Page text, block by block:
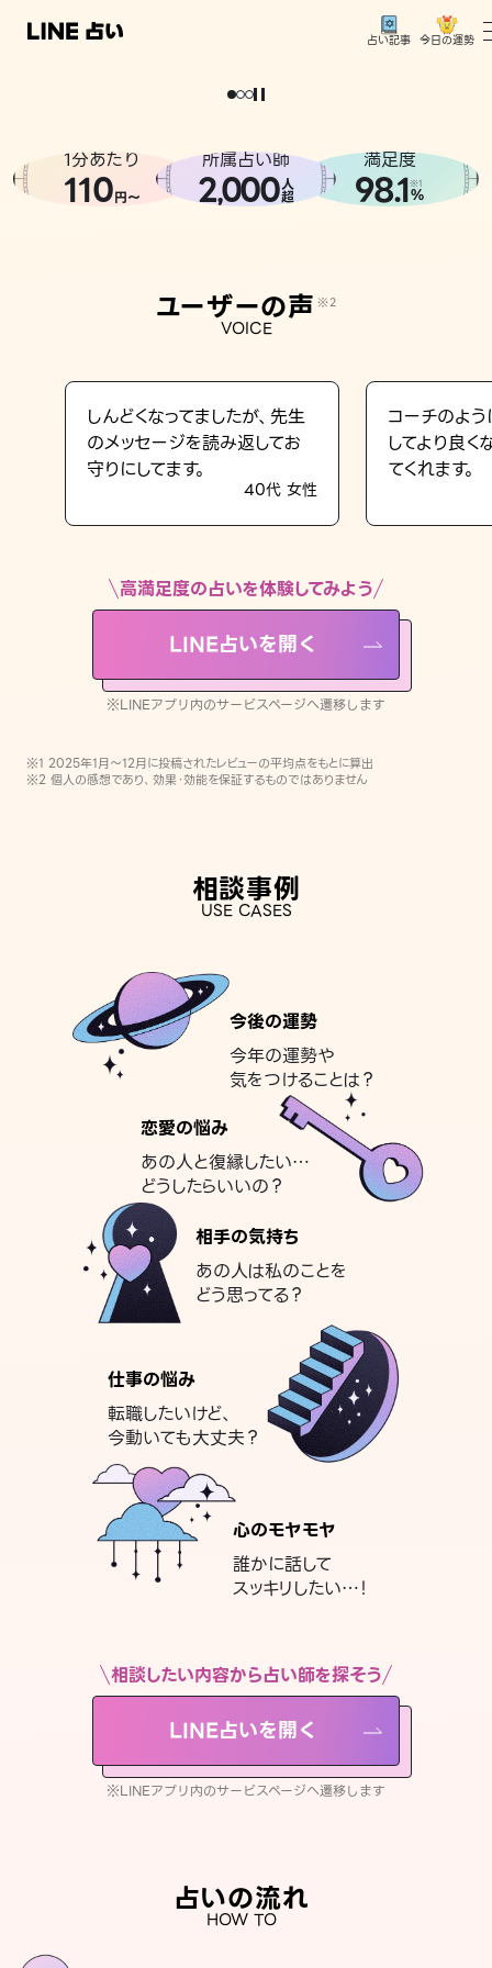
占い記事 今日の運勢
相談事例
LINE占いを開く
※LINEアプリ内のサービスページへ遷移します
どうせなら
。
1分あたり
110円〜
所属占い師
2,000人
超
満足度
98.1※1
%
ユーザーの声 ※2
VOICE
しんどくなってましたが、先生
のメッセージを読み返してお
守りにしてます。
40代 女性
コーチのよ
してより良
てくれます。
高満足度の占いを体験してみよう
LINE占いを開く
※LINEアプリ内のサービスページへ遷移します
※1 2025年1月〜12月に投稿されたレビューの平均点をもとに算出
※2 個人の感想であり、効果・効能を保証するものではありません
相談事例
USE CASES
今後の運勢
今年の運勢や
気をつけることは？
恋愛の悩み
あの人と復縁したい…
どうしたらいいの？
相手の気持ち
あの人は私のことを
どう思ってる？
仕事の悩み
転職したいけど、
今動いても大丈夫？
心のモヤモヤ
誰かに話して
スッキリしたい…！
相談したい内容から占い師を探そう
LINE占いを開く
※LINEアプリ内のサービスページへ遷移します
占いの流れ
HOW TO